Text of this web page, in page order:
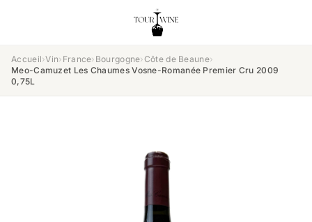
Accueil›Vin› France› Bourgogne›Côte de Beaune›
Meo-Camuzet Les Chaumes Vosne-Romanée Premier Cru 2009
0,75L